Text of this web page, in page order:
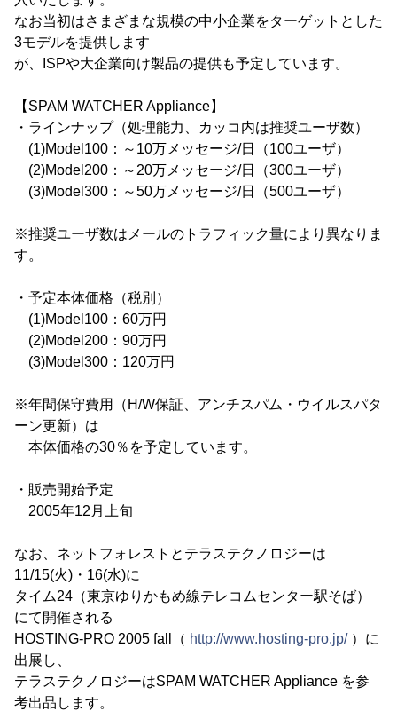
なお当初はさまざまな規模の中小企業をターゲットとした
3モデルを提供します
が、ISPや大企業向け製品の提供も予定しています。
【SPAM WATCHER Appliance】
・ラインナップ（処理能力、カッコ内は推奨ユーザ数）
(1)Model100：～10万メッセージ/日（100ユーザ）
(2)Model200：～20万メッセージ/日（300ユーザ）
(3)Model300：～50万メッセージ/日（500ユーザ）
※推奨ユーザ数はメールのトラフィック量により異なりま
す。
・予定本体価格（税別）
(1)Model100：60万円
(2)Model200：90万円
(3)Model300：120万円
※年間保守費用（H/W保証、アンチスパム・ウイルスパタ
ーン更新）は
本体価格の30％を予定しています。
・販売開始予定
2005年12月上旬
なお、ネットフォレストとテラステクノロジーは
11/15(火)・16(水)に
タイム24（東京ゆりかもめ線テレコムセンター駅そば）
にて開催される
HOSTING-PRO 2005 fall（ http://www.hosting-pro.jp/）に
出展し、
テラステクノロジーはSPAM WATCHER Appliance を参
考出品します。